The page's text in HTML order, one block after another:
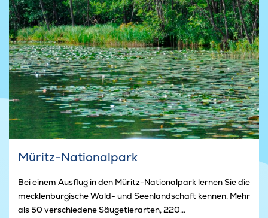
Müritz-Nationalpark
Bei einem Ausflug in den Müritz-Nationalpark lernen Sie die
mecklenburgische Wald- und Seenlandschaft kennen. Mehr
als 50 verschiedene Säugetierarten, 220...